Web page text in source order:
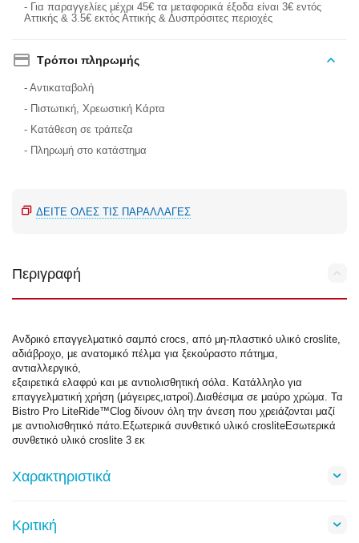
- Για παραγγελίες μέχρι 45€ τα μεταφορικά έξοδα είναι 3€ εντός
Αττικής & 3.5€ εκτός Αττικής & Δυσπρόσιτες περιοχές
Τρόποι πληρωμής
- Αντικαταβολή
- Πιστωτική, Χρεωστική Κάρτα
- Κατάθεση σε τράπεζα
- Πληρωμή στο κατάστημα
ΔΕΊΤΕ ΌΛΕΣ ΤΙΣ ΠΑΡΑΛΛΑΓΈΣ
Περιγραφή
Ανδρικό επαγγελματικό σαμπό crocs, από μη-πλαστικό υλικό croslite,
αδιάβροχο, με ανατομικό πέλμα για ξεκούραστο πάτημα,
αντιαλλεργικό,
εξαιρετικά ελαφρύ και με αντιολισθητική σόλα. Κατάλληλο για
επαγγελματική χρήση (μάγειρες,ιατροί).Διαθέσιμα σε μαύρο χρώμα. Τα
Bistro Pro LiteRide™Clog δίνουν όλη την άνεση που χρειάζονται μαζί
με αντιολισθητικό πάτο.Εξωτερικά συνθετικό υλικό crosliteΕσωτερικά
συνθετικό υλικό croslite 3 εκ
Χαρακτηριστικά
Κριτική